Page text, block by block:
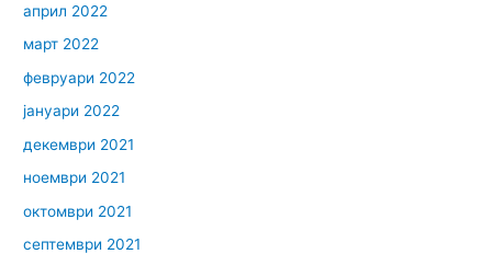
април 2022
март 2022
февруари 2022
јануари 2022
декември 2021
ноември 2021
октомври 2021
септември 2021